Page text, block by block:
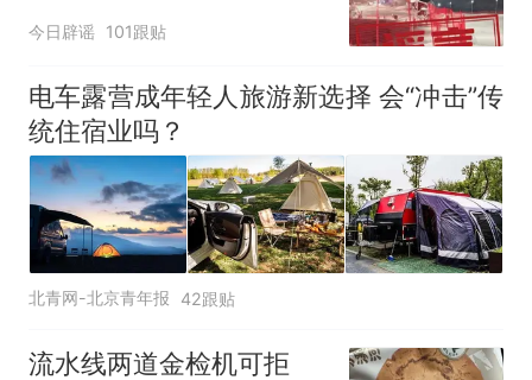
今日辟谣 101跟贴
电车露营成年轻人旅游新选择 会“冲击”传
统住宿业吗？
北青网-北京青年报 42跟贴
流水线两道金检机可拒